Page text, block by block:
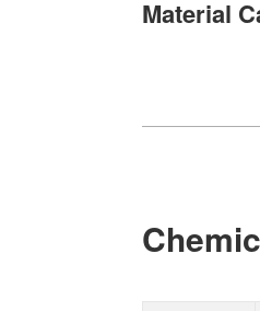
Material